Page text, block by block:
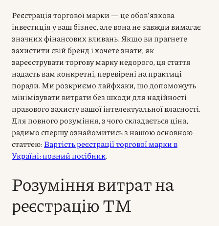
Реєстрація торгової марки — це обов’язкова
інвестиція у ваш бізнес, але вона не завжди вимагає
значних фінансових вливань. Якщо ви прагнете
захистити свій бренд і хочете знати, як
зареєструвати торгову марку недорого, ця стаття
надасть вам конкретні, перевірені на практиці
поради. Ми розкриємо лайфхаки, що допоможуть
мінімізувати витрати без шкоди для надійності
правового захисту вашої інтелектуальної власності.
Для повного розуміння, з чого складається ціна,
радимо спершу ознайомитись з нашою основною
статтею: Вартість реєстрації торгової марки в
Україні: повний посібник.
Розуміння витрат на
реєстрацію ТМ